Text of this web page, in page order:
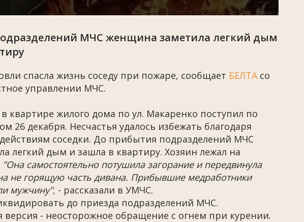
МЧС женщина заметила легкий дым
спасла жизнь соседу при пожаре, сообщает БЕЛТАсо
управлении МЧС.
квартире жилого дома по ул. Макаренко поступил по
26 декабря. Несчастья удалось избежать благодаря
соседки. До прибытия подразделений МЧС
легкий дым и зашла в квартиру. Хозяин лежал на
"Она самостоятельно потушила загорание и передвинула
не горящую часть дивана. Прибывшие медработники
мужчину", - рассказали в УМЧС.
до приезда подразделений МЧС.
версия - неосторожное обращение с огнем при курении.